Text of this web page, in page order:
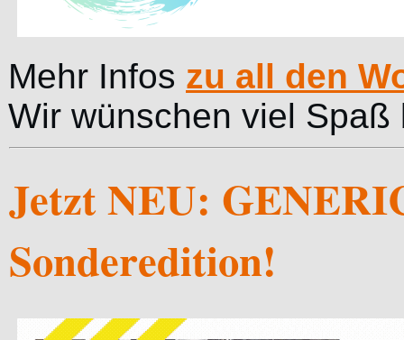
Mehr Infos zu all den
Wir wünschen viel
Jetzt NEU:
Sonderedition!